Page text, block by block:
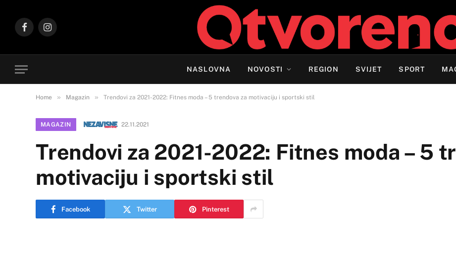
FacebookInstagram
NASLOVNA NOVOSTI REGION SVIJET SPORT
Home » Magazin » Trendovi za 2021-2022: Fitnes moda – 5 trendova za motivaciju i sportski stil
MAGAZIN 22.11.2021
Trendovi za 2021-2022: Fitnes moda – 5
motivaciju i sportski stil
Facebook Twitter Pinterest